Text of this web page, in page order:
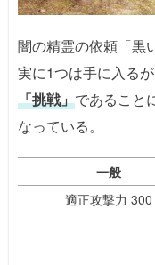
闇の精霊の依頼「黒
実に1つは手に入る
「挑戦」であること
なっている。
一般
適正攻撃力 300